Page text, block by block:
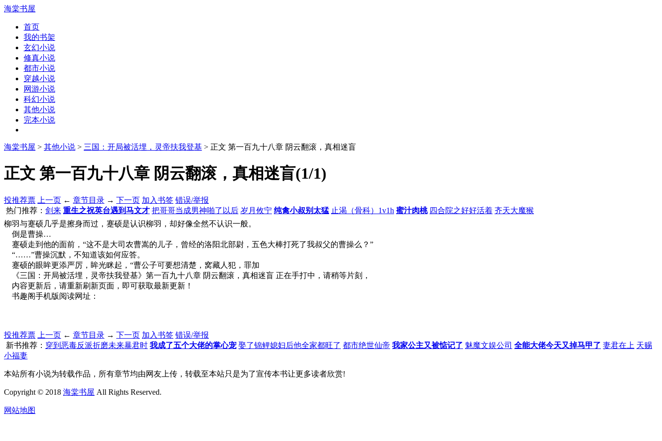
海棠书屋
首页
我的书架
玄幻小说
修真小说
都市小说
穿越小说
网游小说
科幻小说
其他小说
完本小说
海棠书屋 > 其他小说 > 三国：开局被活埋，灵帝扶我登基 > 正文 第一百九十八章 阴云翻滚，真相迷盲
正文 第一百九十八章 阴云翻滚，真相迷盲(1/1)
投推荐票 上一页 ← 章节目录 → 下一页 加入书签 错误/举报
热门推荐： 剑来 重生之祝英台遇到马文才 把哥哥当成男神啪了以后 岁月攸宁 纯禽小叔别太猛 止渴（骨科）1v1h 蜜汁肉桃 四合院之好好活着 齐天大魔猴
柳羽与蹇硕几乎是擦身而过，蹇硕是认识柳羽，却好像全然不认识一般。
倒是曹操…
蹇硕走到他的面前，“这不是大司农曹嵩的儿子，曾经的洛阳北部尉，五色大棒打死了我叔父的曹操么？”
“……”曹操沉默，不知道该如何应答。
蹇硕的眼眸更添严厉，眸光眯起，“曹公子可要想清楚，窝藏人犯，罪加
《三国：开局被活埋，灵帝扶我登基》第一百九十八章 阴云翻滚，真相迷盲 正在手打中，请稍等片刻，
内容更新后，请重新刷新页面，即可获取最新更新！
书趣阁手机版阅读网址：
投推荐票 上一页 ← 章节目录 → 下一页 加入书签 错误/举报
新书推荐： 穿到恶毒反派折磨未来暴君时 我成了五个大佬的掌心宠 娶了锦鲤媳妇后他全家都旺了 都市绝世仙帝 我家公主又被惦记了 魅魔文娱公司 全能大佬今天又掉马甲了 妻君在上 天赐
小福妻
本站所有小说为转载作品，所有章节均由网友上传，转载至本站只是为了宣传本书让更多读者欣赏!
Copyright © 2018 海棠书屋 All Rights Reserved.
网站地图